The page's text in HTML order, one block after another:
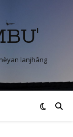
lanjhâng